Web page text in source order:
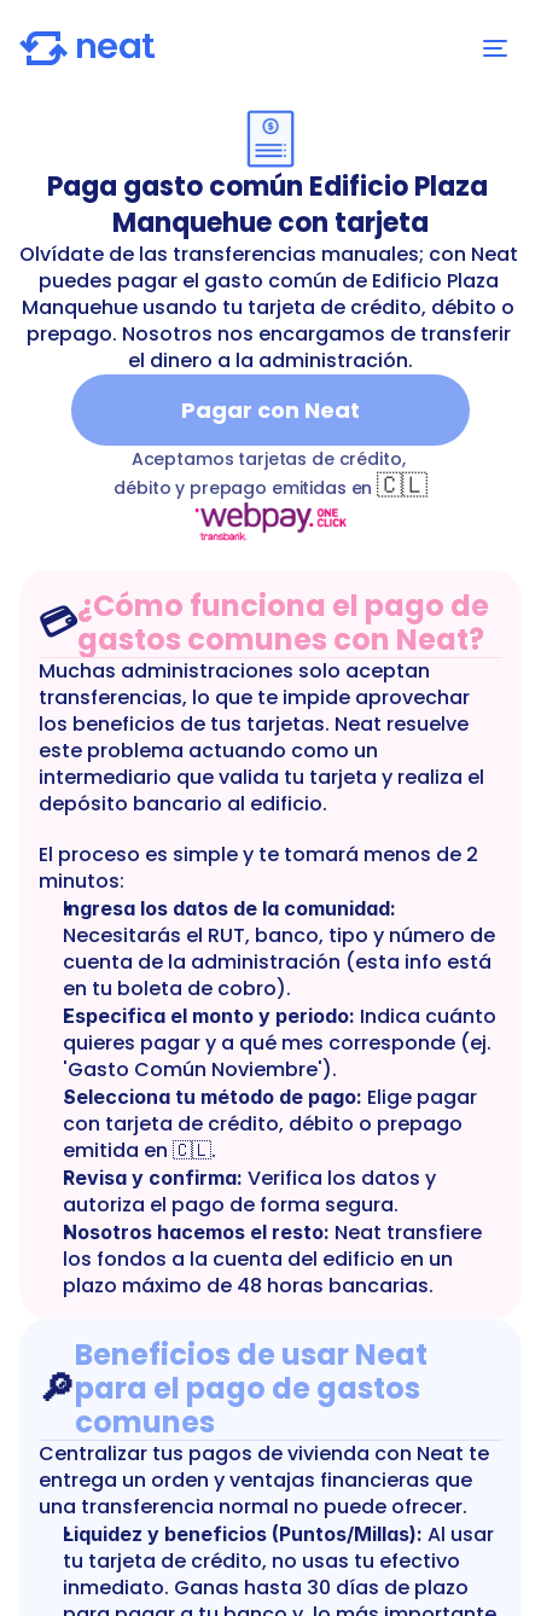
Paga gasto común Edificio Plaza
Manquehue con tarjeta
Olvídate de las transferencias manuales; con Neat
puedes pagar el gasto común de Edificio Plaza
Manquehue usando tu tarjeta de crédito, débito o
prepago. Nosotros nos encargamos de transferir
el dinero a la administración.
Pagar con Neat
manquehueTcommonExpensesEdificio Plaza
Aceptamos tarjetas de crédito,
débito y prepago emitidas en 🇨🇱
💳¿Cómo funciona el pago de
gastos comunes con Neat?
Muchas administraciones solo aceptan
transferencias, lo que te impide aprovechar
los beneficios de tus tarjetas. Neat resuelve
este problema actuando como un
intermediario que valida tu tarjeta y realiza el
depósito bancario al edificio.
El proceso es simple y te tomará menos de 2
minutos:
Ingresa los datos de la comunidad:
Necesitarás el RUT, banco, tipo y número de
cuenta de la administración (esta info está
en tu boleta de cobro).
Especifica el monto y periodo: Indica cuánto
quieres pagar y a qué mes corresponde (ej.
'Gasto Común Noviembre').
Selecciona tu método de pago: Elige pagar
con tarjeta de crédito, débito o prepago
emitida en 🇨🇱.
Revisa y confirma: Verifica los datos y
autoriza el pago de forma segura.
Nosotros hacemos el resto: Neat transfiere
los fondos a la cuenta del edificio en un
plazo máximo de 48 horas bancarias.
🔎
Beneficios de usar Neat
para el pago de gastos
comunes
Centralizar tus pagos de vivienda con Neat te
entrega un orden y ventajas financieras que
una transferencia normal no puede ofrecer.
Liquidez y beneficios (Puntos/Millas): Al usar
tu tarjeta de crédito, no usas tu efectivo
inmediato. Ganas hasta 30 días de plazo